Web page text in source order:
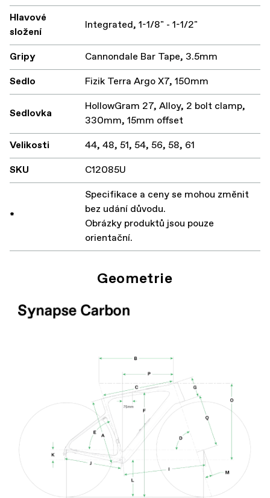
Hlavové
složení
Integrated, 1-1/8" - 1-1/2"
Gripy
Cannondale Bar Tape, 3.5mm
Sedlo
Fizik Terra Argo X7, 150mm
Sedlovka
HollowGram 27, Alloy, 2 bolt clamp,
330mm, 15mm offset
Velikosti
44, 48, 51, 54, 56, 58, 61
SKU
C12085U
*
Specifikace a ceny se mohou změnit
bez udání důvodu.
Obrázky produktů jsou pouze
orientační.
Geometrie